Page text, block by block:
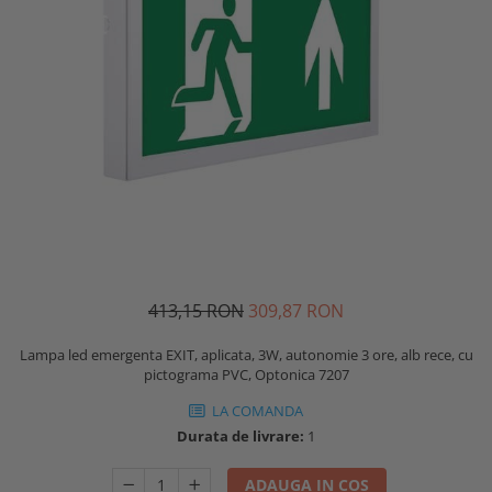
413,15 RON 309,87 RON
Lampa led emergenta EXIT, aplicata, 3W, autonomie 3 ore, alb rece, cu
pictograma PVC, Optonica 7207
LA COMANDA
Durata de livrare: 1
ADAUGA IN COS